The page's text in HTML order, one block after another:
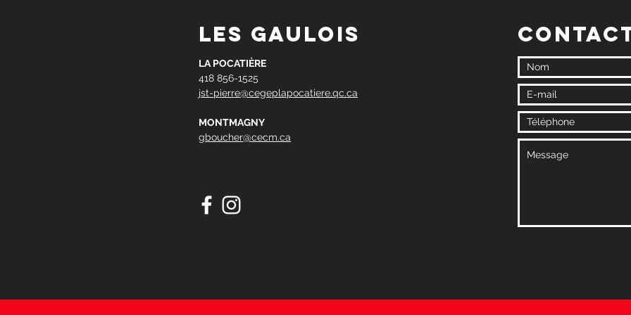
les gaulois
LA POCATIÈRE
418 856-1525
jst-pierre@cegeplapocatiere.qc.ca
MONTMAGNY
gboucher@cecm.ca